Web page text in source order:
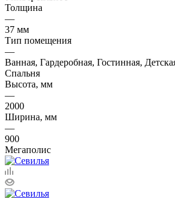
Толщина
—
37 мм
Тип помещения
—
Ванная, Гардеробная, Гостинная,
Спальня
Высота, мм
—
2000
Ширина, мм
—
900
Мегаполис